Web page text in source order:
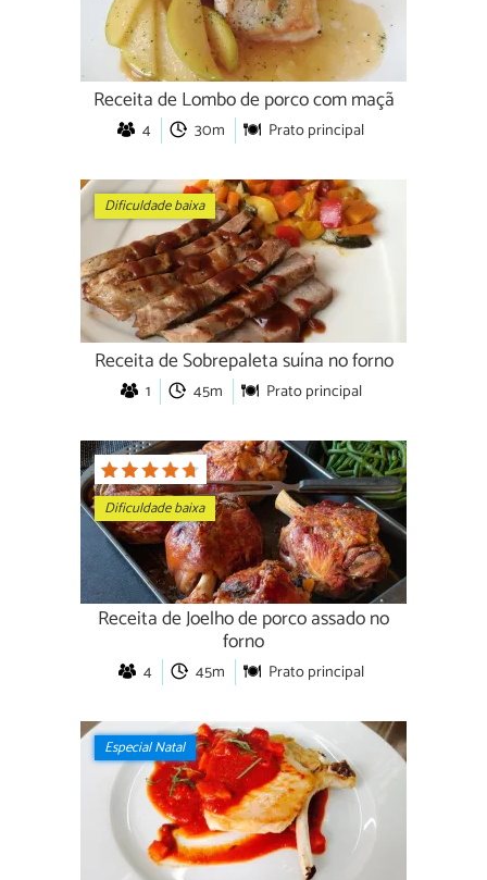
Receita de Lombo de porco com maçã
4 30m Prato principal
Dificuldade baixa
Receita de Sobrepaleta suína no forno
1 45m Prato principal
Dificuldade baixa
Receita de Joelho de porco assado no
forno
4 45m Prato principal
Especial Natal